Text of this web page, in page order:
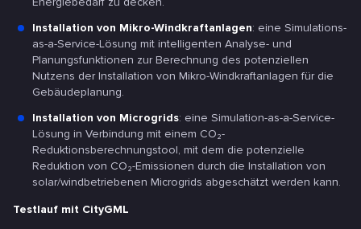
Installation von Mikro-Windkraftanlagen: eine Simulations-
as-a-Service-Lösung mit intelligenten Analyse- und
Planungsfunktionen zur Berechnung des potenziellen
Nutzens der Installation von Mikro-Windkraftanlagen für die
Gebäudeplanung.
Installation von Microgrids: eine Simulation-as-a-Service-
Lösung in Verbindung mit einem CO₂-
Reduktionsberechnungstool, mit dem die potenzielle
Reduktion von CO₂-Emissionen durch die Installation von
solar/windbetriebenen Microgrids abgeschätzt werden kann.
Testlauf mit CityGML